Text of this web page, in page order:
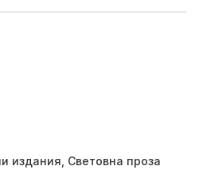
издания Световна проза